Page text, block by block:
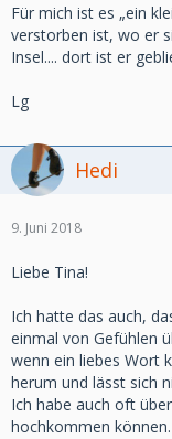
Für mich ist es „ein
verstorben ist, wo er
Insel.... dort ist er
Lg
Hedi
9. Juni 2018
Liebe Tina!
Ich hatte das auch,
einmal von Gefühlen
wenn ein liebes Wort
herum und lässt sich
Ich habe auch oft
hochkommen